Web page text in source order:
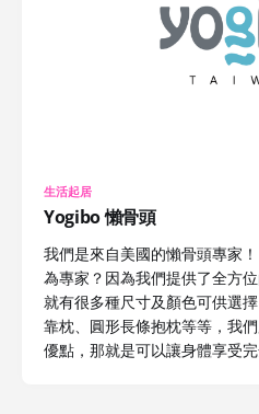
生活起居
Yogibo 懶骨頭
我們是來自美國的懶骨頭專家
為專家？因為我們提供了全方
就有很多種尺寸及顏色可供選
靠枕、圓形長條抱枕等等，我
優點，那就是可以讓身體享受